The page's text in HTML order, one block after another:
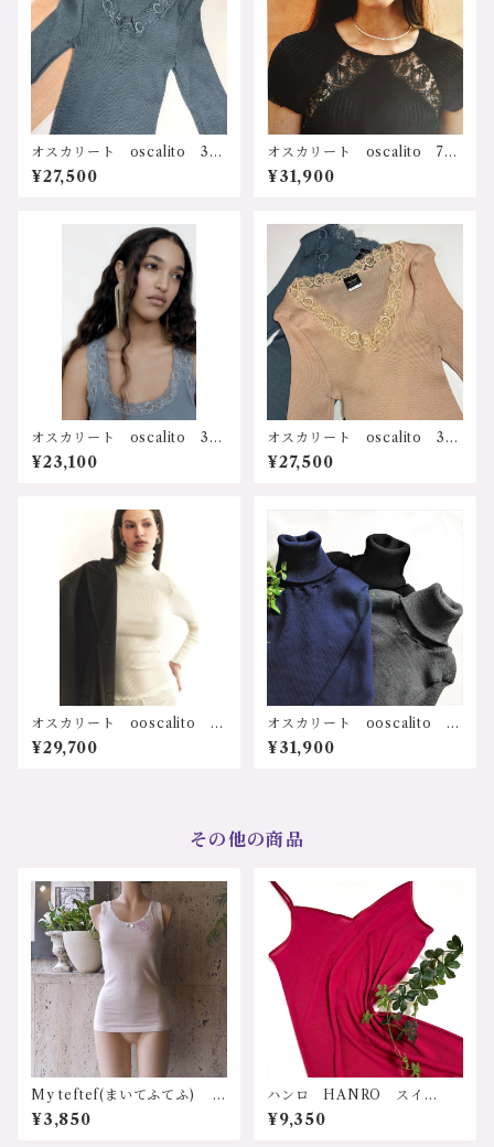
料）
オスカリート oscalito 341
6-gy イタリア インポー
ト 輸入ランジェリー 天然
温、保湿 冷え防止 乾燥防
止 寒さ対策 防寒 冷え
症 敏感肌 低刺激 ストレ
スフリー 人に優しい フラ
ンス カレー レース ソフ
ト サステナブル プレゼン
ト ギフト 誕生日 クリス
マス 母の日 リブ長袖Ｖネ
ックトップ 3416-gy サイ
ズ：2ｻｲｽﾞ、3ｻｲｽﾞ カラー：
1.ユーログレー 価格：27500
円（送料無料）
¥27,500
オスカリート oscalito 770
1 イタリア インポート 輸
入下着 FILO SCOZIA コッ
サイズ カラー：ブラック
価格：31900円（送料無料）
¥31,900
オスカリート oscalito 341
0-gy イタリア インポー
ト 輸入ランジェリー 天然
温、保湿 冷え防止 乾燥防
止 寒さ対策 防寒 冷え
症 敏感肌 低刺激 ストレ
スフリー 人に優しい フラ
ンス カレー レース ソフ
ト サステナブル プレゼン
ト ギフト 誕生日 クリス
マス 母の日 レース付リブ
タンクトップ 3410-gy サ
イズ：2ｻｲｽﾞ、3ｻｲｽﾞ カラ
ー：1.ユーログレー 価格：2
3100円（送料無料）
¥23,100
オスカリート oscalito 341
6-sk イタリア インポー
ト 輸入ランジェリー 天然
止 寒さ対策 防寒 冷え
症 敏感肌 低刺激 ストレ
スフリー 人に優しい フラ
ンス カレー レース ソフ
ト サステナブル プレゼン
ト ギフト 誕生日 クリス
マス 母の日 リブ長袖Ｖネ
ックトップ 3416-sk サイ
ズ：2ｻｲｽﾞ、3ｻｲｽﾞ カラー：
1.スキン 2.ブラック 価格：
27500円（送料無料）
¥27,500
オスカリート ooscalito 3
438wh イタリア インポー
ト 輸入ランジェリー 天然
症 温熱 敏感肌 低刺激
ステナブル プレゼント ギ
フト 誕生日 クリスマス
母の日 ホワイト リブ長袖
タートルネックトップ 3438
wh サイズ：2ｻｲｽﾞ、3ｻｲ
ｽﾞ カラー：1.ホワイト 2.オ
レンジ 3.ボルドー 価格：2
9700円（送料無料）
¥29,700
オスカリート ooscalito 3
438bk イタリア インポー
ト 輸入ランジェリー 天然
症 敏感肌 低刺激 ストレ
ル プレゼント ギフト 誕
生日 クリスマス 母の日
リブ長袖タートルネックトッ
プ 3438bk サイズ：2ｻｲ
ｽﾞ、3ｻｲｽﾞ カラー：1.ブラッ
ク 価格：31900円（送料無
料）
¥31,900
その他の商品
My teftef(まいてふてふ) ふ
わふわコットンシリーズ タ
ンクトップ ノースリーブ
¥3,850
ハンロ HANRO スイ
ス "COTTON SEAMLES
S”シリーズ UIH-001 イン
¥9,350